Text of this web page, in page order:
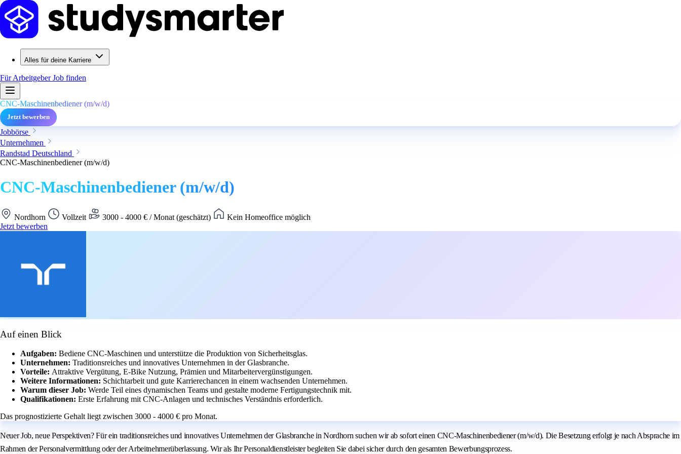
Alles für deine Karriere
Für ArbeitgeberJob finden
CNC-Maschinenbediener (m/w/d)
Jetzt bewerben
Jobbörse
Unternehmen
Randstad Deutschland
CNC-Maschinenbediener (m/w/d)
CNC-Maschinenbediener (m/w/d)
Nordhorn Vollzeit 3000 - 4000 € / Monat (geschätzt)
Kein Homeoffice möglich
Jetzt bewerben
Auf einen Blick
Aufgaben: Bediene CNC-Maschinen und unterstütze die Produktion von Sicherheitsglas.
Unternehmen: Traditionsreiches und innovatives Unternehmen in der Glasbranche.
Vorteile: Attraktive Vergütung, E-Bike Nutzung, Prämien und Mitarbeitervergünstigungen.
Weitere Informationen: Schichtarbeit und gute Karrierechancen in einem wachsenden Unternehmen.
Warum dieser Job: Werde Teil eines dynamischen Teams und gestalte moderne Fertigungstechnik mit.
Qualifikationen: Erste Erfahrung mit CNC-Anlagen und technisches Verständnis erforderlich.
Das prognostizierte Gehalt liegt zwischen 3000 - 4000 € pro Monat.
Neuer Job, neue Perspektiven? Für ein traditionsreiches und innovatives Unternehmen der Glasbranche in Nordhorn suchen wir ab sofort einen CNC-Maschinenbediener (m/w/d). Die Besetzung erfolgt je nach Absprache im
Rahmen der Personalvermittlung oder der Arbeitnehmerüberlassung. Wir als Ihr Personaldienstleister begleiten Sie dabei sicher durch den gesamten Bewerbungsprozess.